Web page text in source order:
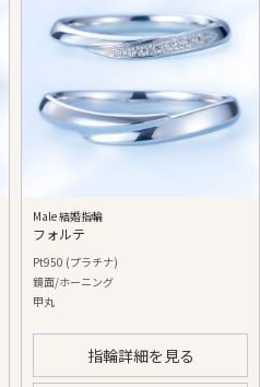
Male 結婚指輪
フォルテ
Pt950 (プラチナ)
鏡面/ホーニング
甲丸
指輪詳細を見る